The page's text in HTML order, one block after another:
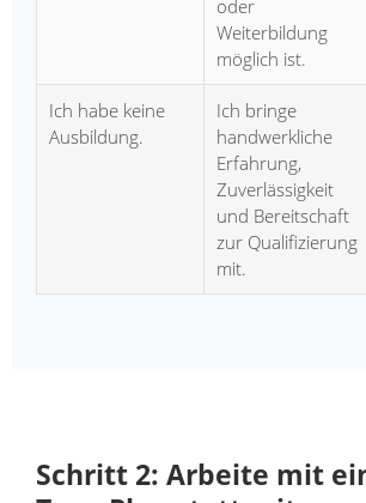
oder
Weiterbildung
möglich ist.
Ich habe keine
Ausbildung.
Ich bringe
handwerkliche
Erfahrung,
Zuverlässigkeit
und Bereitschaft
zur Qualifizierung
mit.
Schritt 2: Arbeite mit